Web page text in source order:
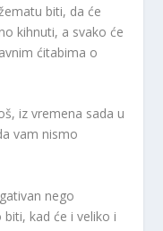
biti, da će
kihnuti, a svako će
ćitabima o
iz vremena sada u
vam nismo
nego
kad će i veliko i